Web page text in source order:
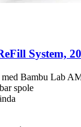
System,
Bambu Lab
spole